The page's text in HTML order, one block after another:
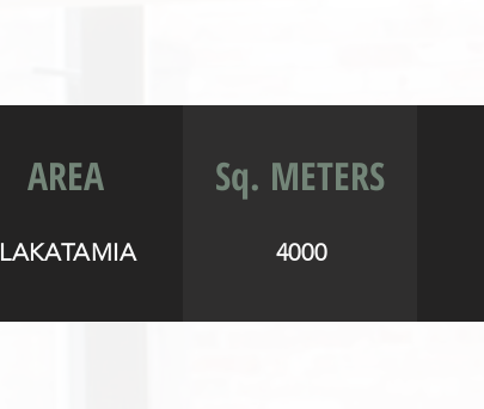
AREA
LAKATAMIA
Sq. METERS
4000